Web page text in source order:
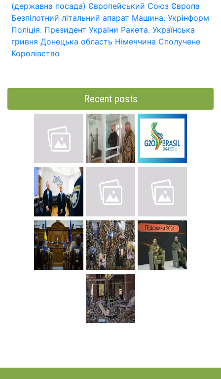
(державна посада) Європейський Союз Європа
Безпілотний літальний апарат Машина. Укрінформ
Поліція. Президент України Ракета. Українська
гривня Донецька область Німеччина Сполучене
Королівство
Recent posts